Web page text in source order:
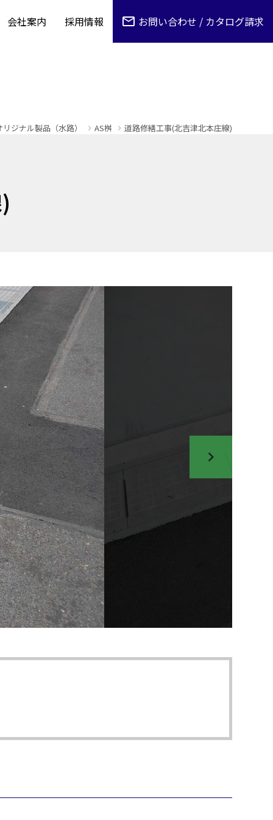
会社案内 採用情報 お問い合わせ / カタログ請求
ジナル製品（水路） AS桝 道路修繕工事(北吉津北本庄線)